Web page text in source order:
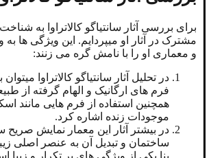
برای بررسی آثار سانتیاگو کالاتراوا به
مشترک در آثار او میپردایم. این ویژگی ها به
و معماری او را با نامش گره می ‌زنند:
در تحلیل آثار سانتیاگو کالاتراوا میتوان
فرم‌ های ارگانیک و الهام‌ گرفته از
همچنین استفاده از فرم هایی مانند
موجودات زنده اشاره کرد.
در بیشتر آثار این معمار نمایش صریح
ساختمان و تبدیل آن به عنصر اصلی
بنا یکی از ویژگی های پر تکرار و زیبا